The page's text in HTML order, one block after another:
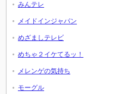
みんテレ
メイドインジャパン
めざましテレビ
めちゃ２イケてるッ！
メレンゲの気持ち
モーグル